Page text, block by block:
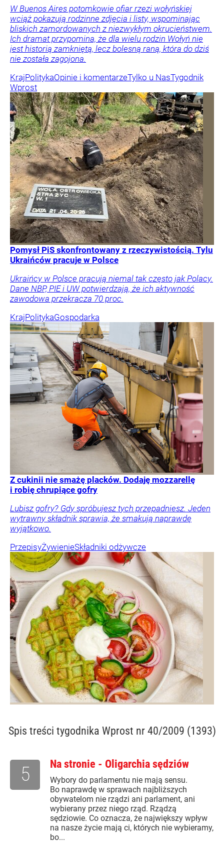
W Buenos Aires potomkowie ofiar rzezi wołyńskiej
wciąż pokazują rodzinne zdjęcia i listy, wspominając
bliskich zamordowanych z niezwykłym okrucieństwem.
Ich dramat przypomina, że dla wielu rodzin Wołyń nie
jest historią zamkniętą, lecz bolesną raną, która do dziś
nie została zagojona.
KrajPolitykaOpinie i komentarzeTylko u NasTygodnik
Wprost
Pomysł PiS skonfrontowany z rzeczywistością. Tylu
Ukraińców pracuje w Polsce
Ukraińcy w Polsce pracują niemal tak często jak Polacy.
Dane NBP, PIE i UW potwierdzają, że ich aktywność
zawodowa przekracza 70 proc.
KrajPolitykaGospodarka
Z cukinii nie smażę placków. Dodaję mozzarellę
i robię chrupiące gofry
Lubisz gofry? Gdy spróbujesz tych przepadniesz. Jeden
wytrawny składnik sprawia, że smakują naprawdę
wyjątkowo.
PrzepisyŻywienieSkładniki odżywcze
Spis treści tygodnika Wprost nr 40/2009 (1393)
Na stronie - Oligarchia sędziów
Wybory do parlamentu nie mają sensu.
Bo naprawdę w sprawach najbliższych
obywatelom nie rządzi ani parlament, ani
wybierany przez niego rząd. Rządzą
sędziowie. Co oznacza, że największy wpływ
na nasze życie mają ci, których nie wybieramy,
bo...
5